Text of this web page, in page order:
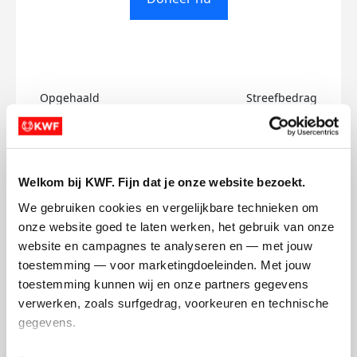
Welkom bij KWF. Fijn dat je onze website bezoekt.
We gebruiken cookies en vergelijkbare technieken om
onze website goed te laten werken, het gebruik van onze
website en campagnes te analyseren en — met jouw
toestemming — voor marketingdoeleinden. Met jouw
toestemming kunnen wij en onze partners gegevens
verwerken, zoals surfgedrag, voorkeuren en technische
gegevens.
Opgehaald
€0
Streefbedrag
€500
Wes's badges